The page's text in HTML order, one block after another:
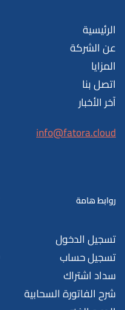
الرئيسية
عن الشركة
المزايا
اتصل بنا
آخر الأخبار
info@fatora.cloud
روابط هامة
تسجيل الدخول
تسجيل حساب
سداد اشتراك
شرح الفاتورة السحابية